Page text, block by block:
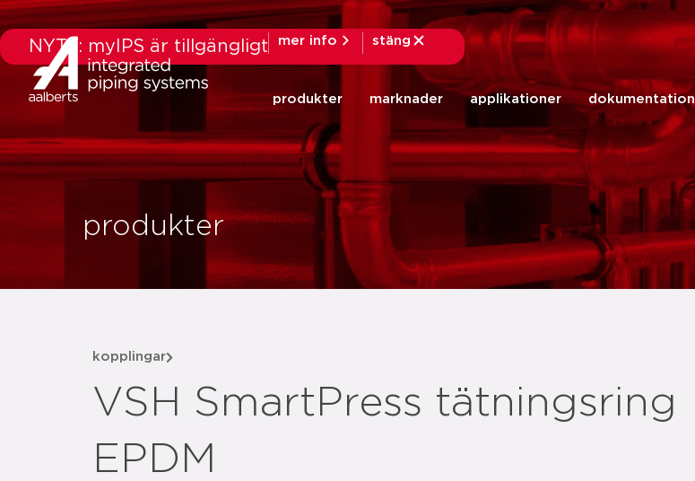
NYTT: myIPS är tillgängligt mer info
stäng
produkter marknader applikationer dokumentation
produkter
kopplingar
VSH SmartPress tätningsring
EPDM